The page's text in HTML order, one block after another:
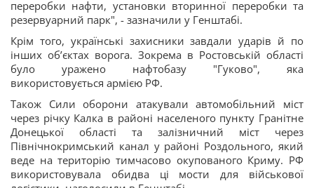
переробки нафти, установки вторинної переробки та
резервуарний парк", - зазначили у Генштабі.
Крім того, українські захисники завдали ударів й по
інших обʼєктах ворога. Зокрема в Ростовській області
було уражено нафтобазу "Гуково", яка
використовується армією РФ.
Також Сили оборони атакували автомобільний міст
через річку Калка в районі населеного пункту Гранітне
Донецької області та залізничний міст через
Північнокримський канал у районі Роздольного, який
веде на територію тимчасово окупованого Криму. РФ
використовувала обидва ці мости для військової